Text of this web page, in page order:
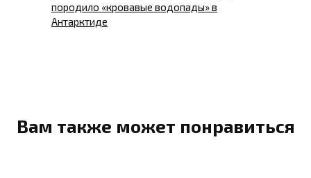
породило «кровавые водопады» в
Антарктиде
Вам также может понравиться